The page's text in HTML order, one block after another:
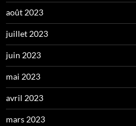
août 2023
juillet 2023
juin 2023
mai 2023
avril 2023
mars 2023